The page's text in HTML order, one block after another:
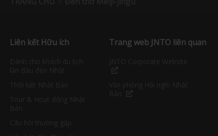
Liên kết Hữu ích Trang web JNTO liên quan